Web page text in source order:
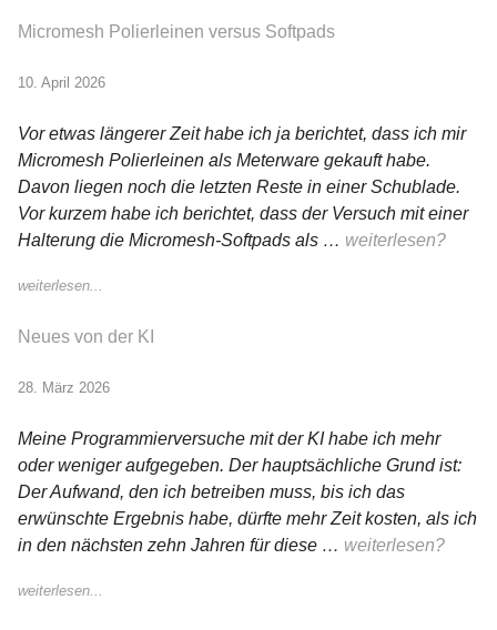
Micromesh Polierleinen versus Softpads
10. April 2026
Vor etwas längerer Zeit habe ich ja berichtet, dass ich mir
Micromesh Polierleinen als Meterware gekauft habe.
Davon liegen noch die letzten Reste in einer Schublade.
Vor kurzem habe ich berichtet, dass der Versuch mit einer
Halterung die Micromesh-Softpads als … weiterlesen?
weiterlesen...
Neues von der KI
28. März 2026
Meine Programmierversuche mit der KI habe ich mehr
oder weniger aufgegeben. Der hauptsächliche Grund ist:
Der Aufwand, den ich betreiben muss, bis ich das
erwünschte Ergebnis habe, dürfte mehr Zeit kosten, als ich
in den nächsten zehn Jahren für diese … weiterlesen?
weiterlesen...